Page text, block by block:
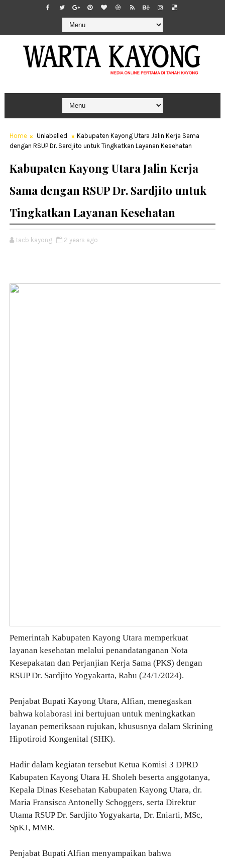
Home Unlabelled
Kabupaten Kayong Utara Jalin Kerja Sama
dengan RSUP Dr. Sardjito untuk Tingkatkan Layanan Kesehatan
Kabupaten Kayong Utara Jalin Kerja
Sama dengan RSUP Dr. Sardjito untuk
Tingkatkan Layanan Kesehatan
tacb kayong 2 years ago
Pemerintah Kabupaten Kayong Utara memperkuat
layanan kesehatan melalui penandatanganan Nota
Kesepakatan dan Perjanjian Kerja Sama (PKS) dengan
RSUP Dr. Sardjito Yogyakarta, Rabu (24/1/2024).
Penjabat Bupati Kayong Utara, Alfian, menegaskan
bahwa kolaborasi ini bertujuan untuk meningkatkan
layanan pemeriksaan rujukan, khususnya dalam Skrining
Hipotiroid Kongenital (SHK).
Hadir dalam kegiatan tersebut Ketua Komisi 3 DPRD
Kabupaten Kayong Utara H. Sholeh beserta anggotanya,
Kepala Dinas Kesehatan Kabupaten Kayong Utara, dr.
Maria Fransisca Antonelly Schoggers, serta Direktur
Utama RSUP Dr. Sardjito Yogyakarta, Dr. Eniarti, MSc,
SpKJ, MMR.
Penjabat Bupati Alfian menyampaikan bahwa